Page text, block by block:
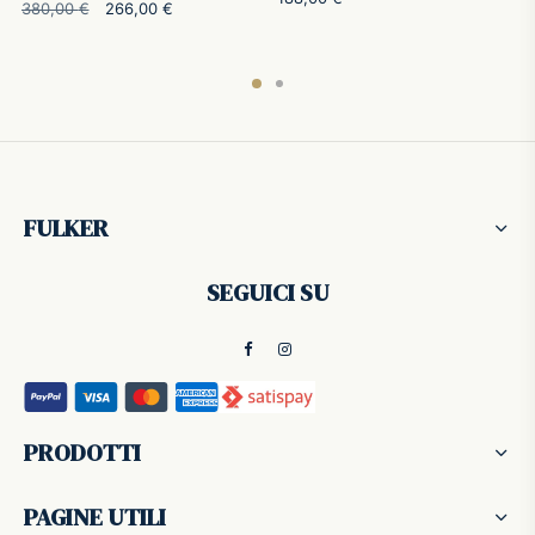
380,00€ 266,00 €
FULKER
SEGUICI SU
PRODOTTI
PAGINE UTILI